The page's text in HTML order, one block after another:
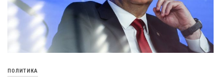
ПОЛИТИКА